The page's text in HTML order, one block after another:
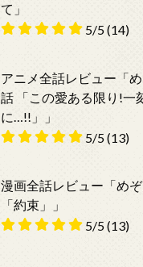
て」
5/5(14)
アニメ全話レビュー「
話 「この愛ある限り!一
に…!!」」
5/5(13)
漫画全話レビュー「め
「約束」」
5/5(13)